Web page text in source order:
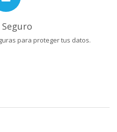
para proteger tus datos.